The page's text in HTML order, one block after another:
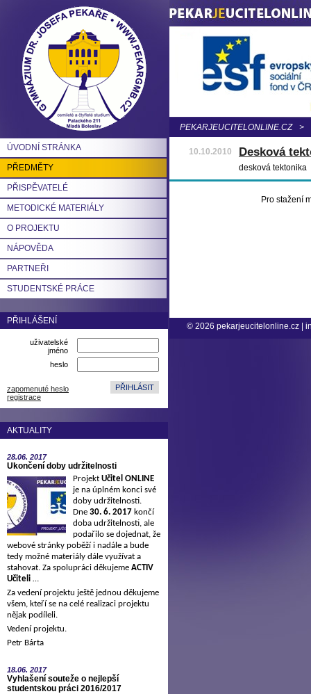
ÚVODNÍ STRÁNKA
PŘEDMĚTY
PŘISPĚVATELÉ
METODICKÉ MATERIÁLY
O PROJEKTU
NÁPOVĚDA
PARTNEŘI
STUDENTSKÉ PRÁCE
PŘIHLÁŠENÍ
uživatelské
jméno
heslo
zapomenuté heslo
registrace
AKTUALITY
28.06. 2017
Ukončení doby udržitelnosti
Projekt Učitel ONLINE
je na úplném konci své
doby udržitelnosti.
Dne 30. 6. 2017 končí
doba udržitelnosti, ale
podařilo se dojednat, že
webové stránky poběží i nadále a bude
tedy možné materiály dále využívat a
stahovat. Za spolupráci děkujeme ACTIV
Učiteli …
Za vedení projektu ještě jednou děkujeme
všem, kteří se na celé realizaci projektu
nějak podíleli.
Vedení projektu.
Petr Bárta
18.06. 2017
Vyhlašení souteže o nejlepší
studentskou práci 2016/2017
PEKARJEUCITELONLINE.CZ >
10.10.2010 Desková
desková tektonika
Pro stažení
© 2026 pekarjeucitelonline.cz